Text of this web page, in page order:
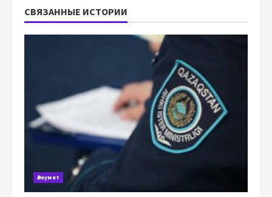
СВЯЗАННЫЕ ИСТОРИИ
Әлеумет